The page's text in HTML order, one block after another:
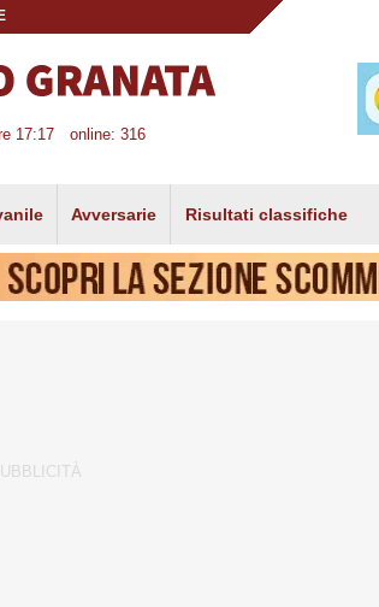
17:17 online: 316
Avversarie Risultati classifiche